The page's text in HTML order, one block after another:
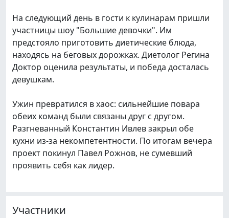
На следующий день в гости к кулинарам пришли
участницы шоу "Большие девочки". Им
предстояло приготовить диетические блюда,
находясь на беговых дорожках. Диетолог Регина
Доктор оценила результаты, и победа досталась
девушкам.
Ужин превратился в хаос: сильнейшие повара
обеих команд были связаны друг с другом.
Разгневанный Константин Ивлев закрыл обе
кухни из-за некомпетентности. По итогам вечера
проект покинул Павел Рожнов, не сумевший
проявить себя как лидер.
Участники